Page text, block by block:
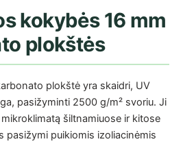
kokybės 16 mm
plokštės
plokštė yra skaidri, UV
pasižyminti 2500 g/m² svoriu. Ji
šiltnamiuose ir kitose
pasižymi puikiomis izoliacinėmis